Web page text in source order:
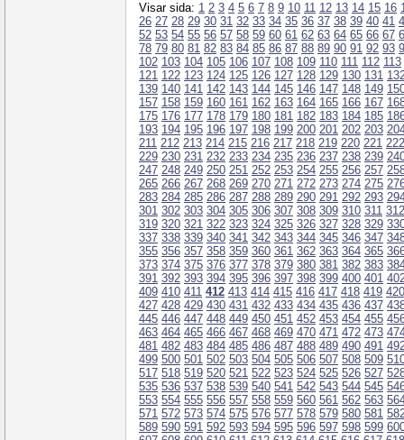
Visar sida: 1 2 3 4 5 6 7 8 9 10 11 12 13 14 15 16
26 27 28 29 30 31 32 33 34 35 36 37 38 39 40 41
52 53 54 55 56 57 58 59 60 61 62 63 64 65 66 67
78 79 80 81 82 83 84 85 86 87 88 89 90 91 92 93
102 103 104 105 106 107 108 109 110 111 112 113
121 122 123 124 125 126 127 128 129 130 131
139 140 141 142 143 144 145 146 147 148 149
157 158 159 160 161 162 163 164 165 166 167
175 176 177 178 179 180 181 182 183 184 185
193 194 195 196 197 198 199 200 201 202 203
211 212 213 214 215 216 217 218 219 220 221 222
229 230 231 232 233 234 235 236 237 238 239
247 248 249 250 251 252 253 254 255 256 257
265 266 267 268 269 270 271 272 273 274 275
283 284 285 286 287 288 289 290 291 292 293
301 302 303 304 305 306 307 308 309 310 311 312
319 320 321 322 323 324 325 326 327 328 329
337 338 339 340 341 342 343 344 345 346 347
355 356 357 358 359 360 361 362 363 364 365
373 374 375 376 377 378 379 380 381 382 383
391 392 393 394 395 396 397 398 399 400 401
409 410 411 412 413 414 415 416 417 418 419 420
427 428 429 430 431 432 433 434 435 436 437
445 446 447 448 449 450 451 452 453 454 455
463 464 465 466 467 468 469 470 471 472 473
481 482 483 484 485 486 487 488 489 490 491
499 500 501 502 503 504 505 506 507 508 509
517 518 519 520 521 522 523 524 525 526 527
535 536 537 538 539 540 541 542 543 544 545
553 554 555 556 557 558 559 560 561 562 563
571 572 573 574 575 576 577 578 579 580 581
589 590 591 592 593 594 595 596 597 598 599